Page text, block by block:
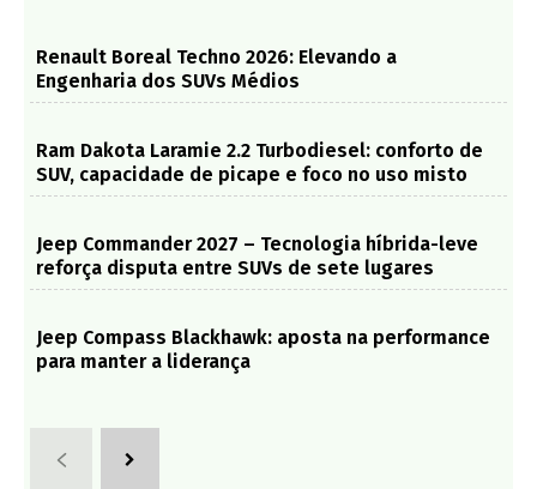
Renault Boreal Techno 2026: Elevando a
Engenharia dos SUVs Médios
Ram Dakota Laramie 2.2 Turbodiesel: conforto de
SUV, capacidade de picape e foco no uso misto
Jeep Commander 2027 – Tecnologia híbrida-leve
reforça disputa entre SUVs de sete lugares
Jeep Compass Blackhawk: aposta na performance
para manter a liderança